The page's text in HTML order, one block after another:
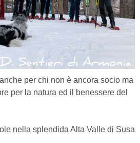
per chi non è ancora socio ma
per la natura ed il benessere del
nella splendida Alta Valle di Susa